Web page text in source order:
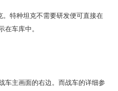
特种坦克不需要研发便可直接在
在车库中。
主画面的右边。而战车的详细参